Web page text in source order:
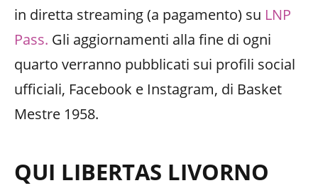
in diretta streaming (a pagamento) su LNP
Pass. Gli aggiornamenti alla fine di ogni
quarto verranno pubblicati sui profili social
ufficiali, Facebook e Instagram, di Basket
Mestre 1958.
QUI LIBERTAS LIVORNO